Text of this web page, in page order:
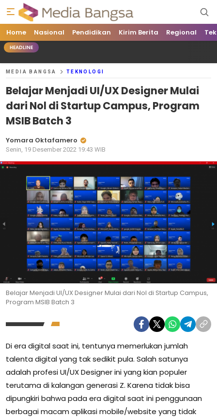
Media Bangsa
Portal Berita Nasional Terpercaya
Home Nasional Pendidikan Kirim Berita Regional
HEADLINE
MEDIA BANGSA TEKNOLOGI
Belajar Menjadi UI/UX Designer Mulai
dari Nol di Startup Campus, Program
MSIB Batch 3
Yomara Oktafamero
Senin, 19 Desember 2022 19:43 WIB
Belajar Menjadi UI/UX Designer Mulai dari Nol di Startup Campus,
Program MSIB Batch 3
Di era digital saat ini, tentunya memerlukan jumlah
talenta digital yang tak sedikit pula. Salah satunya
adalah profesi UI/UX Designer ini yang kian populer
terutama di kalangan generasi Z. Karena tidak bisa
dipungkiri bahwa pada era digital saat ini penggunaan
berbagai macam aplikasi mobile/website yang tidak